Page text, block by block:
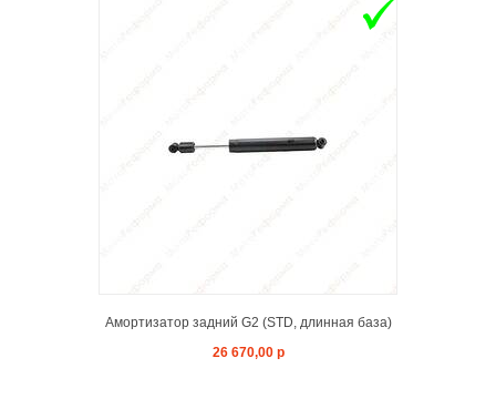
Амортизатор задний G2 (STD, длинная база)
26 670,00 р